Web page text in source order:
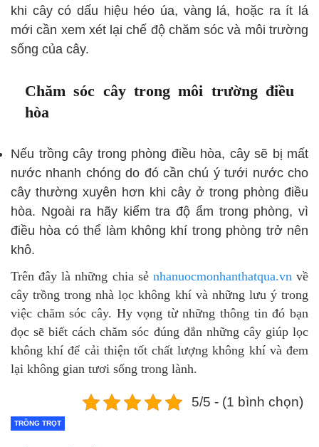
khi cây có dấu hiệu héo úa, vàng lá, hoặc ra ít lá
mới cần xem xét lại chế độ chăm sóc và môi trường
sống của cây.
Chăm sóc cây trong môi trường điều
hòa
Nếu trồng cây trong phòng điều hòa, cây sẽ bị mất
nước nhanh chóng do đó cần chú ý tưới nước cho
cây thường xuyên hơn khi cây ở trong phòng điều
hòa. Ngoài ra hãy kiểm tra độ ẩm trong phòng, vì
điều hòa có thể làm không khí trong phòng trở nên
khô.
Trên đây là những chia sẻ nhanuocmonhanthatqua.vnvề
cây trồng trong nhà lọc không khí và những lưu ý trong
việc chăm sóc cây. Hy vọng từ những thông tin đó bạn
đọc sẽ biết cách chăm sóc đúng đắn những cây giúp lọc
không khí để cải thiện tốt chất lượng không khí và đem
lại không gian tươi sống trong lành.
5/5 - (1 bình chọn)
TRỒNG TRỌT